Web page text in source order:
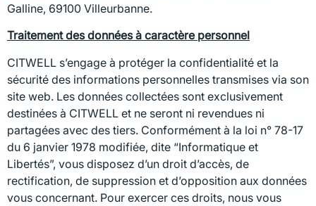
Galline, 69100 Villeurbanne.
Traitement des données à caractère personnel
CITWELL s’engage à protéger la confidentialité et la
sécurité des informations personnelles transmises via son
site web. Les données collectées sont exclusivement
destinées à CITWELL et ne seront ni revendues ni
partagées avec des tiers. Conformément à la loi n° 78-17
du 6 janvier 1978 modifiée, dite “Informatique et
Libertés”, vous disposez d’un droit d’accès, de
rectification, de suppression et d’opposition aux données
vous concernant. Pour exercer ces droits, nous vous